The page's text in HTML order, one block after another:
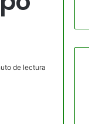
de lectura